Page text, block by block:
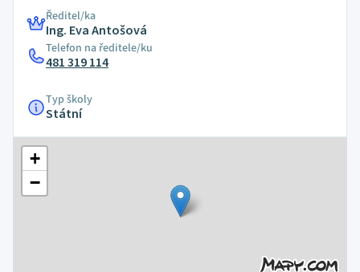
Ředitel/ka
Ing. Eva Antošová
Telefon na ředitele/ku
481 319 114
Typ školy
Státní
+
−